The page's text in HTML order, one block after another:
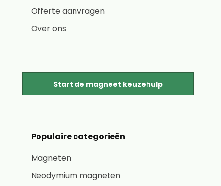
Offerte aanvragen
Over ons
Start de magneet keuzehulp
Populaire categorieën
Magneten
Neodymium magneten